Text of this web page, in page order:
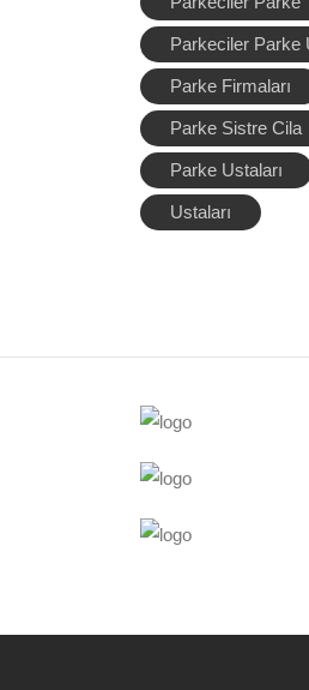
Parkeciler Parke
Parke Firmaları
Parke Sistre Cila
Parke Ustaları
Ustaları